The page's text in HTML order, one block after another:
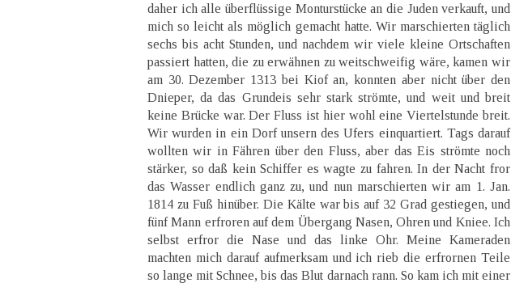
daher ich alle überflüssige Monturstücke an die Juden verkauft, und
mich so leicht als möglich gemacht hatte. Wir marschierten täglich
sechs bis acht Stunden, und nachdem wir viele kleine Ortschaften
passiert hatten, die zu erwähnen zu weitschweifig wäre, kamen wir
am 30. Dezember 1313 bei Kiof an, konnten aber nicht über den
Dnieper, da das Grundeis sehr stark strömte, und weit und breit
keine Brücke war. Der Fluss ist hier wohl eine Viertelstunde breit.
Wir wurden in ein Dorf unsern des Ufers einquartiert. Tags darauf
wollten wir in Fähren über den Fluss, aber das Eis strömte noch
stärker, so daß kein Schiffer es wagte zu fahren. In der Nacht fror
das Wasser endlich ganz zu, und nun marschierten wir am 1. Jan.
1814 zu Fuß hinüber. Die Kälte war bis auf 32 Grad gestiegen, und
fünf Mann erfroren auf dem Übergang Nasen, Ohren und Kniee. Ich
selbst erfror die Nase und das linke Ohr. Meine Kameraden
machten mich darauf aufmerksam und ich rieb die erfrornen Teile
so lange mit Schnee, bis das Blut darnach rann. So kam ich mit einer